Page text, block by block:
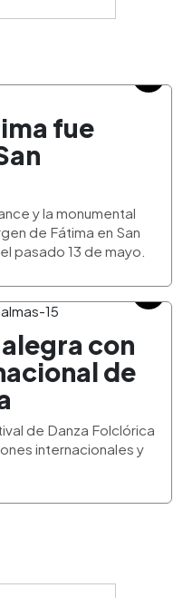
fue
y la monumental
de Fátima en San
pasado 13 de mayo.
con
de
de Danza Folclórica
internacionales y